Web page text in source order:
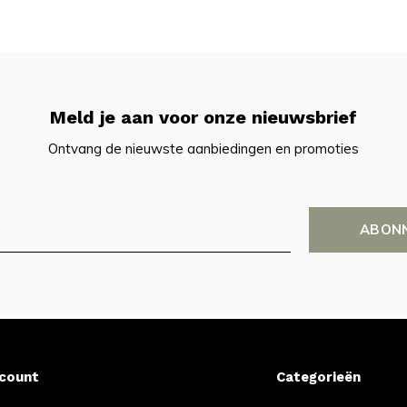
Meld je aan voor onze nieuwsbrief
Ontvang de nieuwste aanbiedingen en promoties
Categorieën